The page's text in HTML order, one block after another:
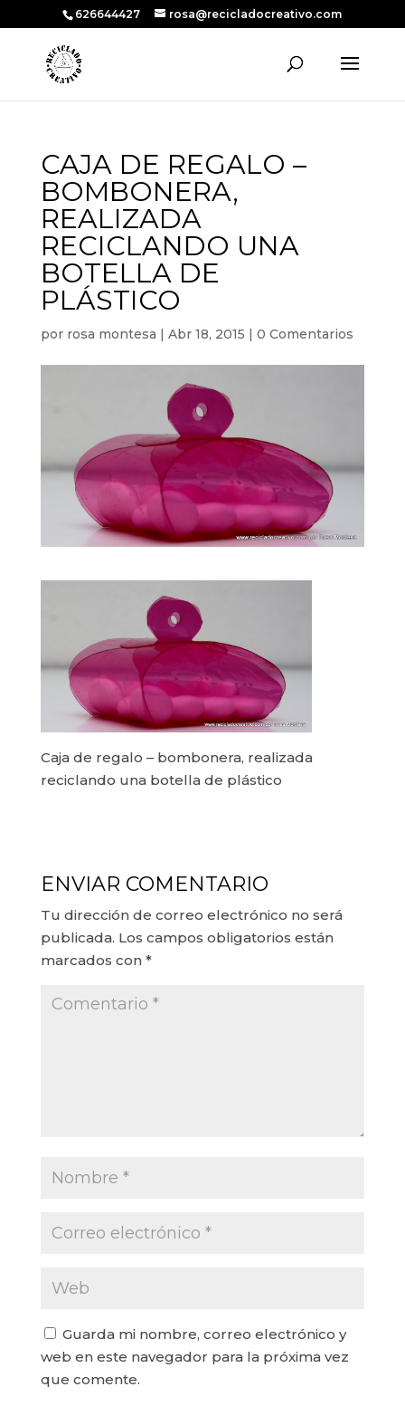
626644427 rosa@recicladocreativo.com
CAJA DE REGALO –
BOMBONERA,
REALIZADA
RECICLANDO UNA
BOTELLA DE
PLÁSTICO
por rosa montesa | Abr 18, 2015 | 0 Comentarios
Caja de regalo – bombonera, realizada
reciclando una botella de plástico
ENVIAR COMENTARIO
Tu dirección de correo electrónico no será
publicada. Los campos obligatorios están
marcados con *
Guarda mi nombre, correo electrónico y
web en este navegador para la próxima vez
que comente.